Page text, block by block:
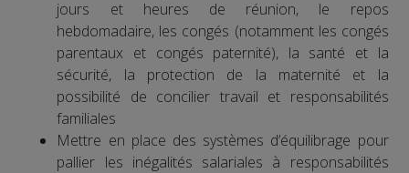
jours et heures de réunion, le repos
hebdomadaire, les congés (notamment les congés
parentaux et congés paternité), la santé et la
sécurité, la protection de la maternité et la
possibilité de concilier travail et responsabilités
familiales
Mettre en place des systèmes d’équilibrage pour
pallier les inégalités salariales à responsabilités